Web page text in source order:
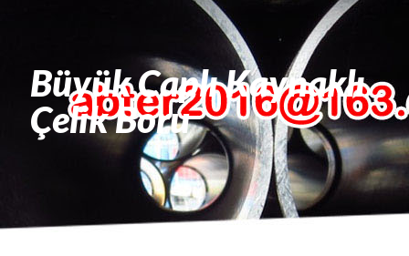
Büyük Çaplı Kaynaklı
Çelik Boru